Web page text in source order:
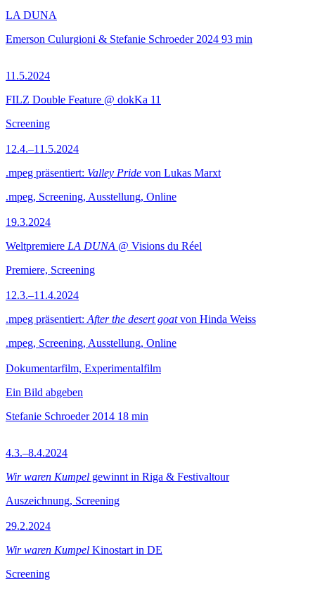
LA DUNA
Emerson Culurgioni & Stefanie Schroeder 2024 93 min
11.5.2024
FILZ Double Feature @ dokKa 11
Screening
12.4.–11.5.2024
.mpeg präsentiert: Valley Pride von Lukas Marxt
.mpeg, Screening, Ausstellung, Online
19.3.2024
Weltpremiere LA DUNA @ Visions du Réel
Premiere, Screening
12.3.–11.4.2024
.mpeg präsentiert: After the desert goatvon Hinda Weiss
.mpeg, Screening, Ausstellung, Online
Dokumentarfilm, Experimentalfilm
Ein Bild abgeben
Stefanie Schroeder 2014 18 min
4.3.–8.4.2024
Wir waren Kumpel gewinnt in Riga & Festivaltour
Auszeichnung, Screening
29.2.2024
Wir waren Kumpel Kinostart in DE
Screening